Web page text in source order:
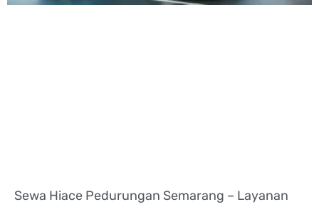
Sewa Hiace Pedurungan Semarang – Layanan